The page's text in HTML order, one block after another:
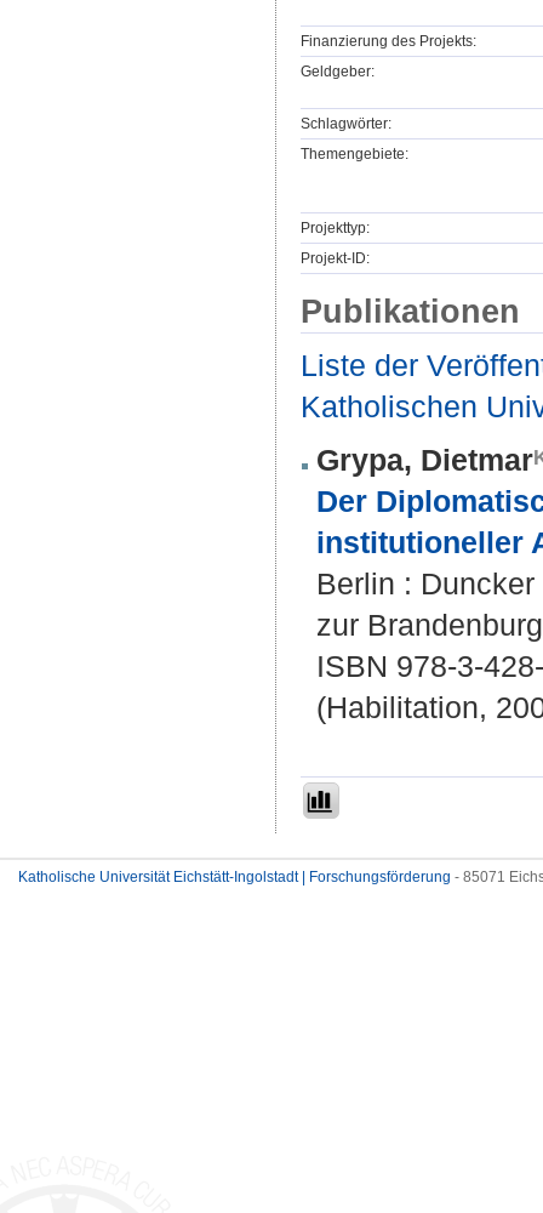
Finanzierung des Projekts:
Geldgeber:
Schlagwörter:
Themengebiete:
Projekttyp:
Projekt-ID:
Publikationen
Liste der
Katholischen
Grypa, Dietmar
Der
institutioneller
Berlin :
zur
ISBN 978-3-
(Habilitation,
Katholische Universität Eichstätt-Ingolstadt | Forschungsförderung - 85071